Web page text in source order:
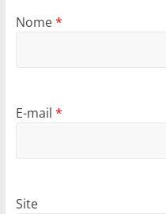
Nome*
E-mail *
Site